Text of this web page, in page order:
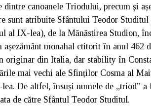
dintre canoanele Triodului, precum şi
sunt atribuite Sfântului Teodor
al IX-lea), de la Mănăstirea Studion,
așezământ monahal ctitorit în anul 462
originar din Italia, dar stability în
mai vechi ale Sfinților Cosma al
De altfel, însuși numele de „triod” a
de către Sfântul Teodor Studitul.